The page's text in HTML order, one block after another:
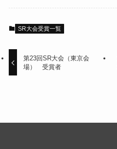
SR大会受賞一覧
第23回SR大会（東京会
場） 受賞者